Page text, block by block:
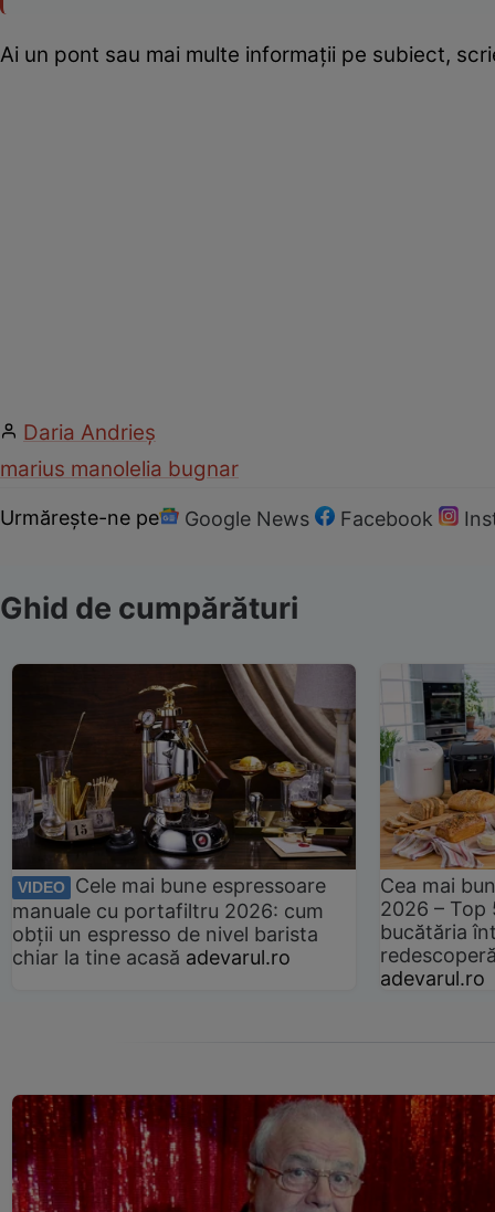
Ai un pont sau mai multe informații pe subiect,
Daria Andrieș
marius manolelia bugnar
Urmărește-ne pe Google News Facebook
Ghid de cumpărături
VIDEO
Cele mai bune espressoare
manuale cu portafiltru 2026: cum
obții un espresso de nivel barista
chiar la tine acasă adevarul.ro
Cea mai
2026 –
bucătăria
adevarul.ro